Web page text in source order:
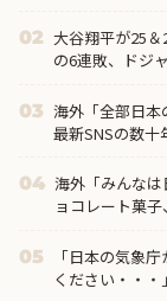
02 大谷翔平が25
の6連敗、ドジ
03 海外「全部日
最新SNSの数
04 海外「みんな
ョコレート菓
05
「日本の気象
ください・・